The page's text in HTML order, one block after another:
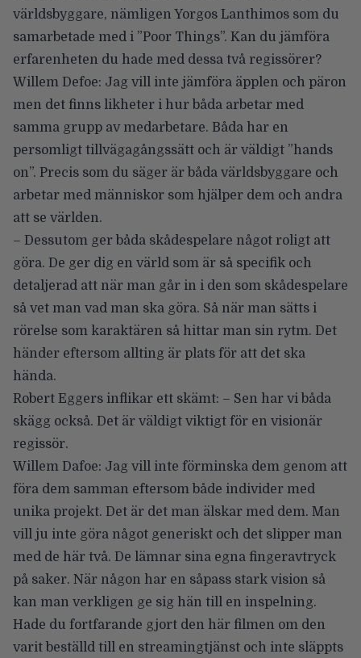
världsbyggare, nämligen Yorgos Lanthimos som du
samarbetade med i ”Poor Things”. Kan du jämföra
erfarenheten du hade med dessa två regissörer?
Willem Defoe: Jag vill inte jämföra äpplen och päron
men det finns likheter i hur båda arbetar med
samma grupp av medarbetare. Båda har en
persomligt tillvägagångssätt och är väldigt ”hands
on”. Precis som du säger är båda världsbyggare och
arbetar med människor som hjälper dem och andra
att se världen.
– Dessutom ger båda skådespelare något roligt att
göra. De ger dig en värld som är så specifik och
detaljerad att när man går in i den som skådespelare
så vet man vad man ska göra. Så när man sätts i
rörelse som karaktären så hittar man sin rytm. Det
händer eftersom allting är plats för att det ska
hända.
Robert Eggers inflikar ett skämt: – Sen har vi båda
skägg också. Det är väldigt viktigt för en visionär
regissör.
Willem Dafoe: Jag vill inte förminska dem genom att
föra dem samman eftersom både individer med
unika projekt. Det är det man älskar med dem. Man
vill ju inte göra något generiskt och det slipper man
med de här två. De lämnar sina egna fingeravtryck
på saker. När någon har en såpass stark vision så
kan man verkligen ge sig hän till en inspelning.
Hade du fortfarande gjort den här filmen om den
varit beställd till en streamingtjänst och inte släppts